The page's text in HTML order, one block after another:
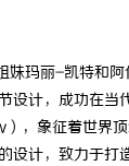
妹玛丽-凯特和
计，成功在当
象征着世界
计，致力于打